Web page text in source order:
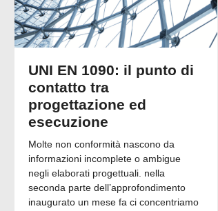
UNI EN 1090: il punto di
contatto tra
progettazione ed
esecuzione
Molte non conformità nascono da
informazioni incomplete o ambigue
negli elaborati progettuali. nella
seconda parte dell’approfondimento
inaugurato un mese fa ci concentriamo